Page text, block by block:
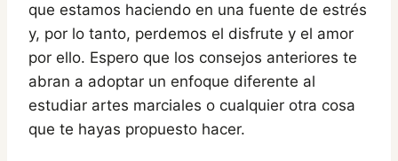
que estamos haciendo en una fuente de estrés
y, por lo tanto, perdemos el disfrute y el amor
por ello. Espero que los consejos anteriores te
abran a adoptar un enfoque diferente al
estudiar artes marciales o cualquier otra cosa
que te hayas propuesto hacer.